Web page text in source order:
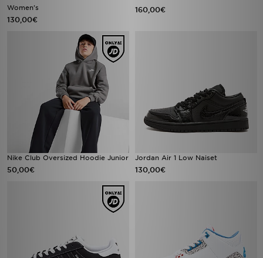
Women's
130,00€
160,00€
Nike Club Oversized Hoodie Junior
50,00€
Jordan Air 1 Low Naiset
130,00€